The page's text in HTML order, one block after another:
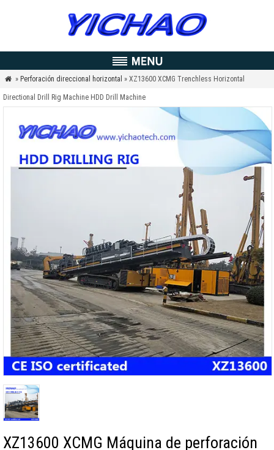
 » Perforación direccional horizontal » XZ13600 XCMG Trenchless Horizontal
Directional Drill Rig Machine HDD Drill Machine
XZ13600 XCMG Máquina de perforación